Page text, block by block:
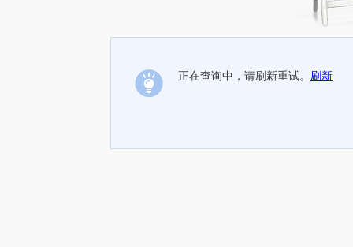
正在查询中，请刷新重试。 刷新